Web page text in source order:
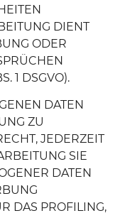
DIENT
ODER
1 DSGVO).
DATEN
ZU
JEDERZEIT
SIE
DATEN
DAS PROFILING,